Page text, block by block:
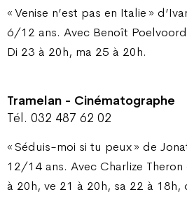
« Venise n’est pas en Italie »
6/12 ans. Avec Benoît
Di 23 à 20h, ma 25 à 20h.
Tramelan - Cinématographe
Tél. 032 487 62 02
« Séduis-moi si tu peux » de
12/14 ans. Avec Charlize
à 20h, ve 21 à 20h, sa 22 à 18h,